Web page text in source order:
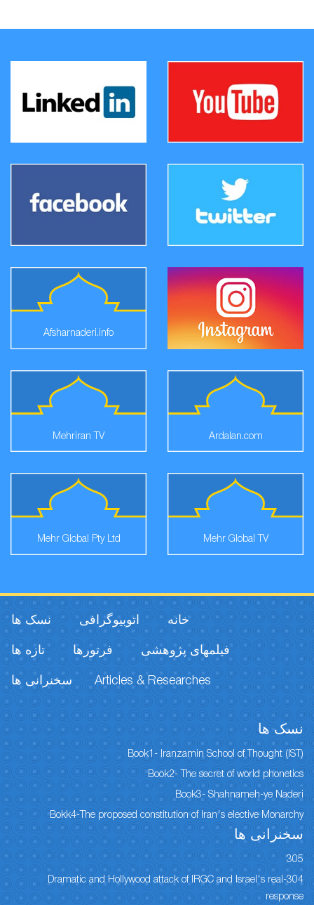
Afsharnaderi.info
Mehriran TV
Mehr Global Pty Ltd
خانه اتوبیوگرافی نسک ها
فرتورها تازه ها
Articles & سخنرانی ها
Book1- Iranzamin
Book2- The
Bokk4-The proposed constitution of
304-Dramatic and Hollywood attack of